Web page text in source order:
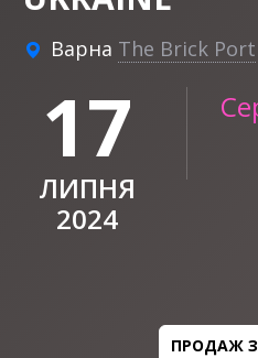
Варна The Brick Port
17
ЛИПНЯ
2024
ПРОДАЖ